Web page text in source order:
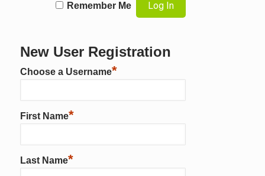
Remember Me
New User Registration
Choose a Username*
First Name*
Last Name*